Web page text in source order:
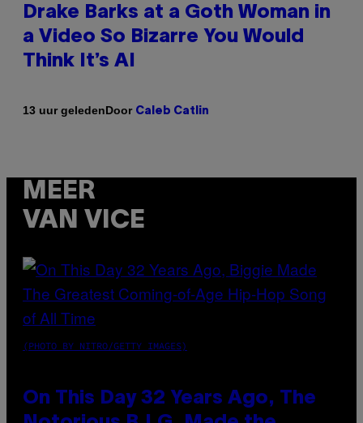
Drake Barks at a Goth Woman in
a Video So Bizarre You Would
Think It’s AI
13 uur geledenDoor Caleb Catlin
MEER
VAN VICE
(PHOTO BY NITRO/GETTY IMAGES)
On This Day 32 Years Ago, The